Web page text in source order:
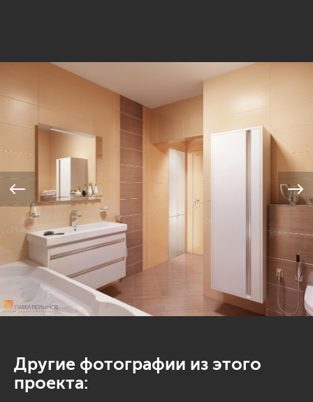
Другие фотографии из этого
проекта: